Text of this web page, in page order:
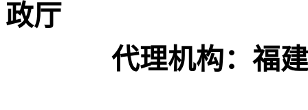
政厅
代理机构： 福